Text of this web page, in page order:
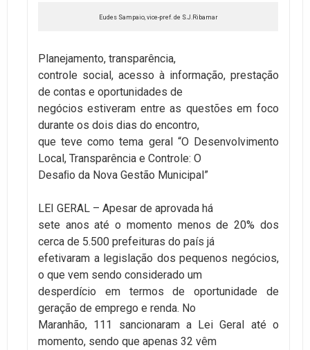
Eudes Sampaio, vice-pref. de S.J.Ribamar
Planejamento, transparência,
controle social, acesso à informação, prestação
de contas e oportunidades de
negócios estiveram entre as questões em foco
durante os dois dias do encontro,
que teve como tema geral “O Desenvolvimento
Local, Transparência e Controle: O
Desaﬁo da Nova Gestão Municipal”
LEI GERAL – Apesar de aprovada há
sete anos até o momento menos de 20% dos
cerca de 5.500 prefeituras do país já
efetivaram a legislação dos pequenos negócios,
o que vem sendo considerado um
desperdício em termos de oportunidade de
geração de emprego e renda. No
Maranhão, 111 sancionaram a Lei Geral até o
momento, sendo que apenas 32 vêm